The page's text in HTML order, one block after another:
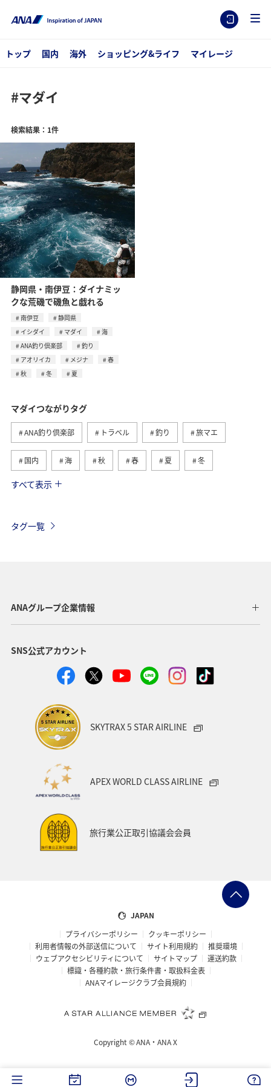
トップ 国内 海外 ショッピング&ライフ マイレージ
#マダイ
検索結果：1件
静岡県・南伊豆：ダイナミッ
クな荒磯で磯魚と戯れる
南伊豆
静岡県
イシダイ
マダイ
海
ANA釣り倶楽部
釣り
アオリイカ
メジナ
春
秋
冬 夏
マダイつながりタグ
ANA釣り倶楽部 トラベル 釣り 旅マエ
国内 海 秋 春 夏 冬
アオリイカ
長崎県 海外 オーストラリア 神戸 アユ
タチウオ 南伊豆
すべて表示
タグ一覧
ANAグループ企業情報
SNS公式アカウント
SKYTRAX 5 STAR AIRLINE
APEX WORLD CLASS AIRLINE
旅行業公正取引協議会会員
JAPAN
プライバシーポリシー
クッキーポリシー
利用者情報の外部送信について
サイト利用規約
推奨環境
ウェブアクセシビリティについて
サイトマップ
運送約款
標識・各種約款・旅行条件書・取扱料金表
ANAマイレージクラブ会員規約
Copyright ©ANA・ANA X